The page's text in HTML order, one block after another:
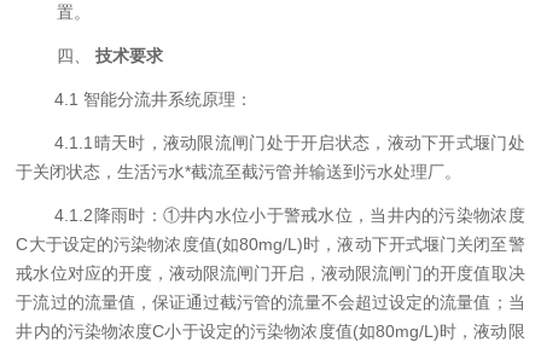
置。
四、技术要求
4. 1 智能分流井系统原理：
4.1.1 晴天时，液动限流闸门处于开启状态，液动下开式堰门处
于关闭状态，生活污水*截流至截污管并输送到污水处理厂。
4.1.2 降雨时： ①井内水位小于警戒水位 ，当井内的污染物浓度
C大于设定的污染物浓度值(如80mg/L)时，液动下开式堰门关闭至警
戒水位对应的开度，液动限流闸门开启，液动限流闸门的开度值取决
于流过的流量值，保证通过截污管的流量不会超过设定的流量值；当
井内的污染物浓度C小于设定的污染物浓度值(如80mg/L)时，液动限